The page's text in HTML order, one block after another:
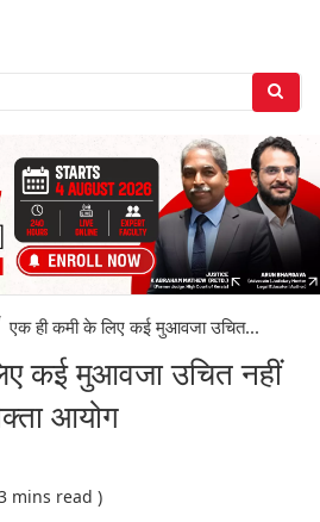
एक ही कमी के लिए कई मुआवजा उचित...
कई मुआवजा उचित नहीं
आयोग
mins read )